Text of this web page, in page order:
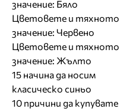
значение: Бяло
Цветовете и тяхното
значение: Червено
Цветовете и тяхното
значение: Жълто
15 начина да носим
класическо синьо
10 причини да купувате